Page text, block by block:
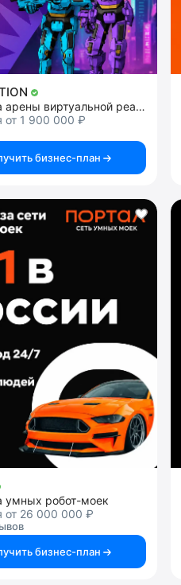
франшиза арены виртуальной реальности
от 1 900 000 ₽
бизнес-план
умных робот-моек
от 26 000 000 ₽
бизнес-план